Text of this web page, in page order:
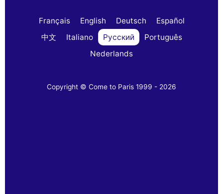
Français English Deutsch
Español
中文
Italiano Русский
Português
Nederlands
Copyright © Come to Paris 1999 - 2026